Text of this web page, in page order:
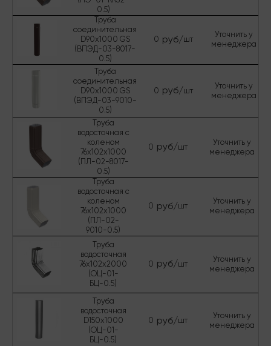
0.5)
Труба
соединительная
D90х1000 GS
(ВПЭД-03-8017-
0.5)
0 руб/шт
Уточнить у
менеджера
Труба
соединительная
D90х1000 GS
(ВПЭД-03-9010-
0.5)
0 руб/шт
Уточнить у
менеджера
Труба
водосточная с
коленом
76х102х1000
(ПЛ-02-8017-
0.5)
0 руб/шт
Уточнить у
менеджера
Труба
водосточная с
коленом
76х102х1000
(ПЛ-02-
9010-0.5)
0 руб/шт
Уточнить у
менеджера
Труба
водосточная
76х102х2000
(ОЦ-01-
БЦ-0.5)
0 руб/шт
Уточнить у
менеджера
Труба
водосточная
D150х1000
(ОЦ-01-
БЦ-0.5)
0 руб/шт
Уточнить у
менеджера